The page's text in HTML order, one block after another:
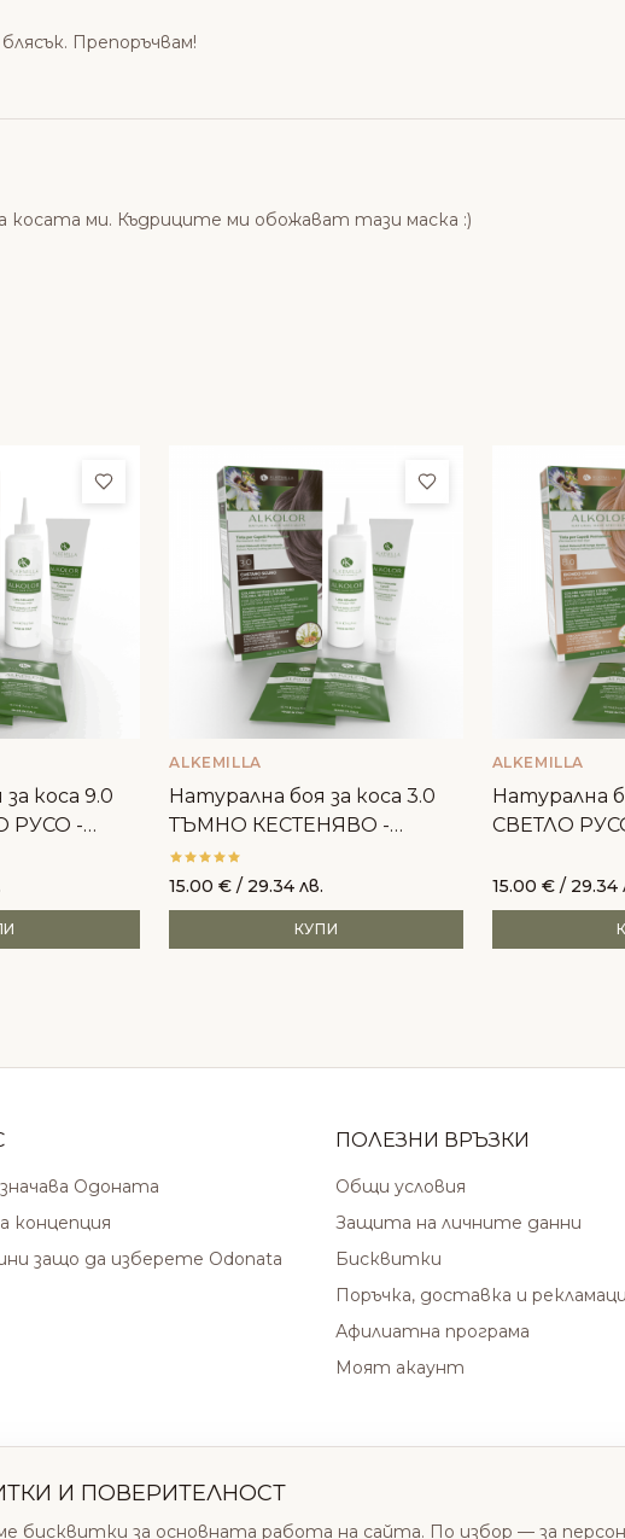
Препоръчвам!
косата ми. Къдриците ми обожават тази маска :)
Добави в любими
коса 9.0
РУСО -
Добави в любими
ALKEMILLA
Натурална боя за коса 3.0
ТЪМНО КЕСТЕНЯВО -
Alkemilla
15.00€ / 29.34 лв.
КУПИ
ALKEMILLA
Натурална
СВЕТЛО
15.00 €/ 29.34
Одоната
концепция
защо да изберете Odonata
ПОЛЕЗНИ ВРЪЗКИ
Общи условия
Защита на личните данни
Бисквитки
Поръчка, доставка и
Афилиатна програма
Моят акаунт
И ПОВЕРИТЕЛНОСТ
бисквитки за основната работа на сайта. По избор — за